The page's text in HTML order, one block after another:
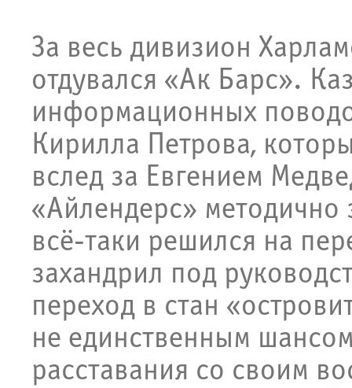
За весь дивизион
отдувался «Ак Барс».
информационных
Кирилла Петрова,
вслед за Евгением
«Айлендерс»
всё-таки решился на
захандрил под
переход в стан
не единственным
расставания со своим